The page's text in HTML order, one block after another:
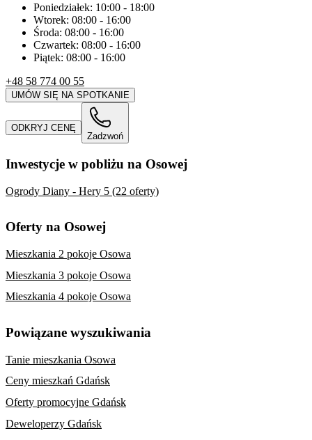
Poniedziałek: 10:00 - 18:00
Wtorek: 08:00 - 16:00
Środa: 08:00 - 16:00
Czwartek: 08:00 - 16:00
Piątek: 08:00 - 16:00
+48 58 774 00 55
UMÓW SIĘ NA SPOTKANIE
ODKRYJ CENĘ
Zadzwoń
Inwestycje w pobliżu na Osowej
Ogrody Diany - Hery 5 (22 oferty)
Oferty na Osowej
Mieszkania 2 pokoje Osowa
Mieszkania 3 pokoje Osowa
Mieszkania 4 pokoje Osowa
Powiązane wyszukiwania
Tanie mieszkania Osowa
Ceny mieszkań Gdańsk
Oferty promocyjne Gdańsk
Deweloperzy Gdańsk